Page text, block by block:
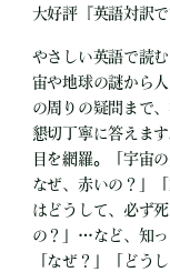
大好評『英語対訳
やさしい英語で読
宙や地球の謎から
の周りの疑問まで
懇切丁寧に答えま
目を網羅。「宇宙
なぜ、赤いの？」
はどうして、必ず
の？」…など、知
「なぜ？」「どう